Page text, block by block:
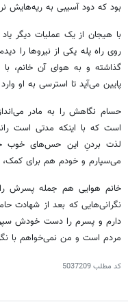
بود که دود آسیبی به ریه‌هایش
با هیجان از یک عملیات دیگر
روی راه پله یکی از نیروها را
گذاشته و به هوای آن خانم، با
پایین می‌آید تا استرسی به او
حسام نگاهش را به مادر
است که با اینکه مدتی است
لذت بردنِ این حس‌های خوب
می‌سپارم و خودم هم برای کمک،
خانم هوایی هم جمله پسرش را
نگرانی‌هایی که بعد از شهادت
دارم و پسرم را دست خودش
مردم است و من نمی‌خواهم با
کد مطلب5037209